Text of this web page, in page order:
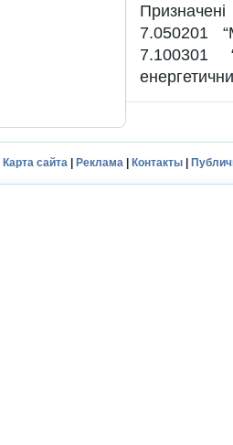
7.050201
7.100301
Карта сайта Реклама Контакты